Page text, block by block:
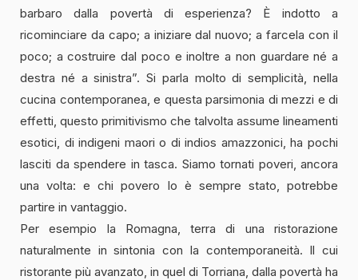
barbaro dalla povertà di esperienza? È indotto a
ricominciare da capo; a iniziare dal nuovo; a farcela con il
poco; a costruire dal poco e inoltre a non guardare né a
destra né a sinistra”. Si parla molto di semplicità, nella
cucina contemporanea, e questa parsimonia di mezzi e di
effetti, questo primitivismo che talvolta assume lineamenti
esotici, di indigeni maori o di indios amazzonici, ha pochi
lasciti da spendere in tasca. Siamo tornati poveri, ancora
una volta: e chi povero lo è sempre stato, potrebbe
partire in vantaggio.
Per esempio la Romagna, terra di una ristorazione
naturalmente in sintonia con la contemporaneità. Il cui
ristorante più avanzato, in quel di Torriana, dalla povertà ha